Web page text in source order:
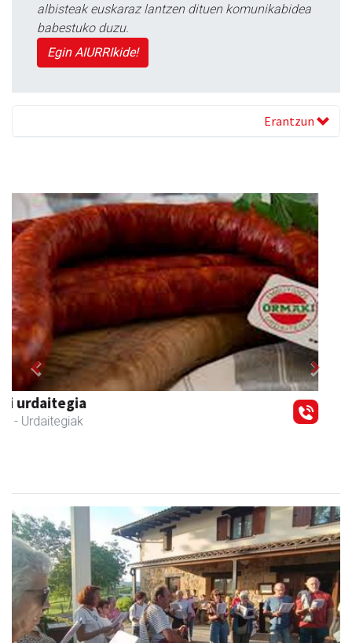
albisteak euskaraz lantzen dituen komunikabidea
babestuko duzu.
Egin AIURRIkide!
Erantzun
Andoaingo AEK euskaltegia
Andoain - Euskaltegiak
Previous Next